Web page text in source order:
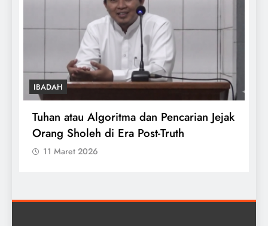
IBADAH
Tuhan atau Algoritma dan Pencarian Jejak
Orang Sholeh di Era Post-Truth
11 Maret 2026